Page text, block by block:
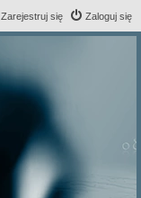
Zaloguj się
Zarejestruj się